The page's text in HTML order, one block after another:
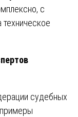
с
судебных